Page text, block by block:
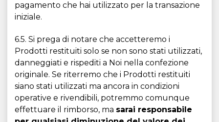
pagamento che hai utilizzato per la transazione
iniziale.
6.5. Si prega di notare che accetteremo i
Prodotti restituiti solo se non sono stati utilizzati,
danneggiati e rispediti a Noi nella confezione
originale. Se riterremo che i Prodotti restituiti
siano stati utilizzati ma ancora in condizioni
operative e rivendibili, potremmo comunque
effettuare il rimborso, ma sarai responsabile